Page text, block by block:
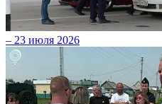
– 23 июля 2026